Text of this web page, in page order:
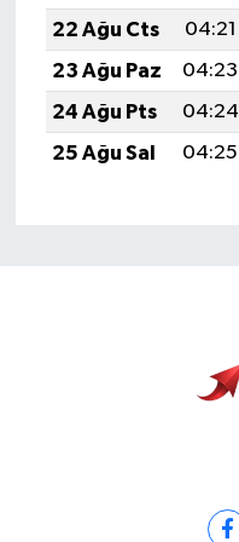
22 Ağu Cts 04:21
23 Ağu Paz
04:23
24 Ağu Pts
04:24
25 Ağu Sal
04:25